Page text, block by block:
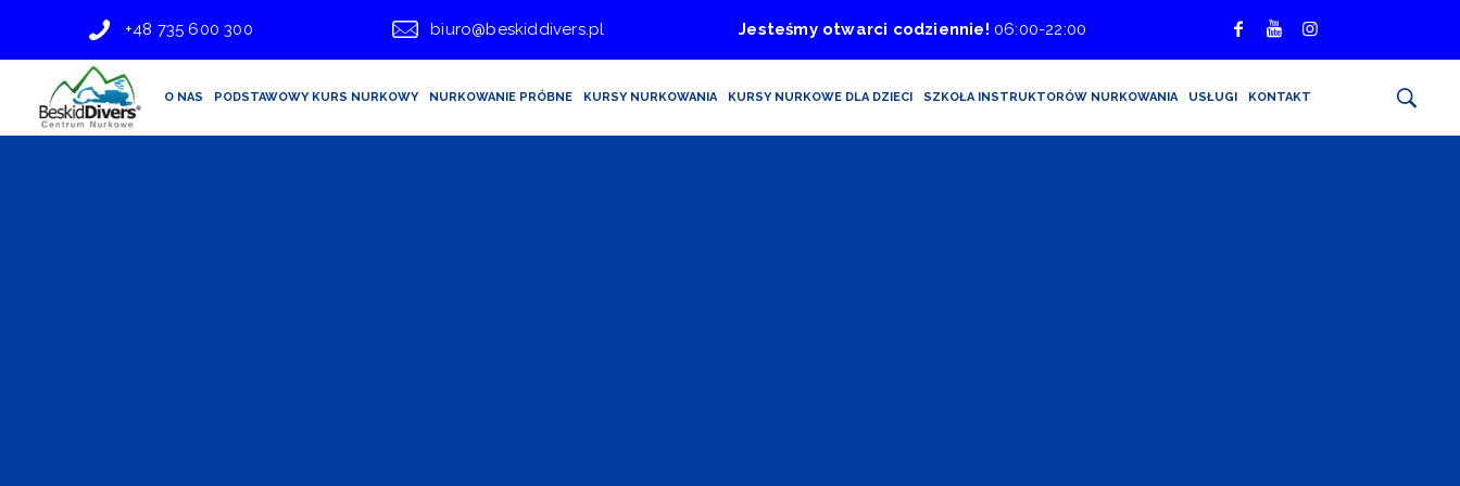
+48 735 600 300 biuro@beskiddivers.pl Jesteśmy otwarci codziennie! 06:00-22:00
O NAS PODSTAWOWY KURS NURKOWY NURKOWANIE PRÓBNE KURSY NURKOWANIA KURSY NURKOWE DLA DZIECI SZKOŁA INSTRUKTORÓW NURKOWANIA USŁUGI KONTAKT